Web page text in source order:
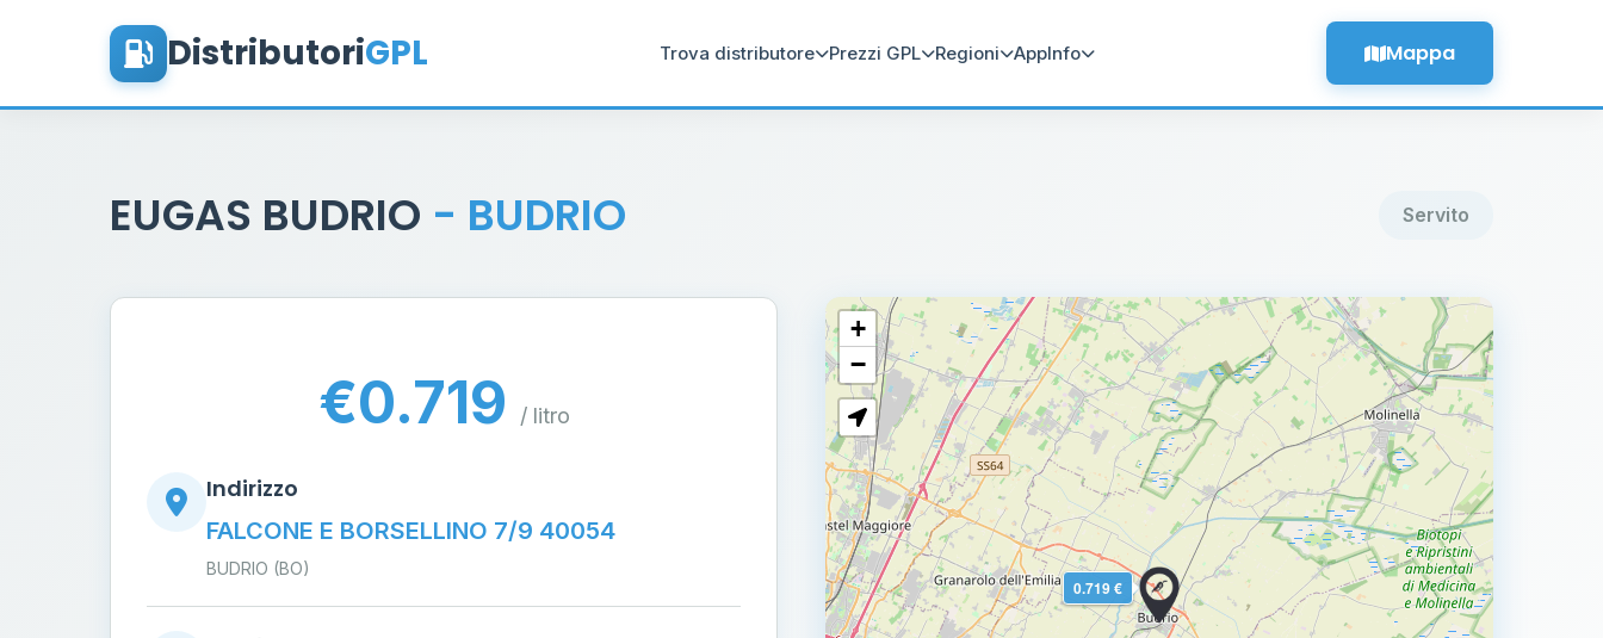
DistributoriGPL Trova distributore Prezzi GPL Regioni AppInfo Mappa
EUGAS BUDRIO - BUDRIO Servito
€0.719 / litro
Indirizzo
FALCONE E BORSELLINO 7/9 40054
BUDRIO (BO)
0.719 €
+
−